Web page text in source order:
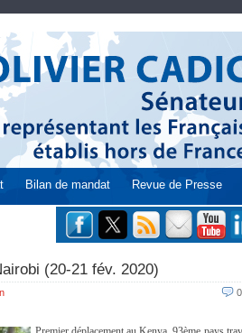
Bilan de mandat Revue de Presse
(20-21 fév. 2020)